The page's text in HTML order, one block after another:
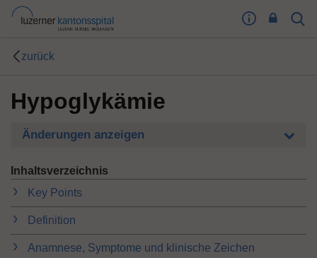
I
g
e
B
zurück
Hypoglykämie
Änderungen anzeigen
Inhaltsverzeichnis
Key Points
Definition
Anamnese, Symptome und klinische Zeichen